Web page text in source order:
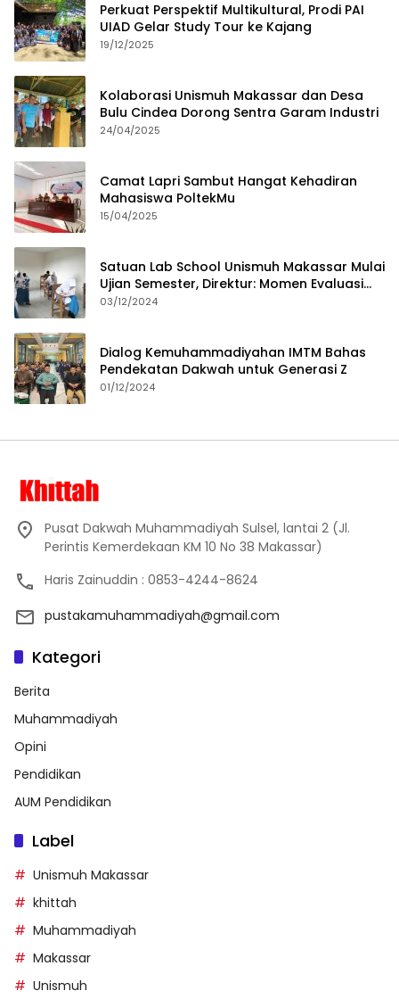
Perkuat Perspektif Multikultural, Prodi PAI
UIAD Gelar Study Tour ke Kajang
19/12/2025
Kolaborasi Unismuh Makassar dan Desa
Bulu Cindea Dorong Sentra Garam Industri
24/04/2025
Camat Lapri Sambut Hangat Kehadiran
Mahasiswa PoltekMu
15/04/2025
Satuan Lab School Unismuh Makassar Mulai
Ujian Semester, Direktur: Momen Evaluasi
Proses Pembelajaran
03/12/2024
Dialog Kemuhammadiyahan IMTM Bahas
Pendekatan Dakwah untuk Generasi Z
01/12/2024
Pusat Dakwah Muhammadiyah Sulsel, lantai 2 (Jl.
Perintis Kemerdekaan KM 10 No 38 Makassar)
Haris Zainuddin : 0853-4244-8624
pustakamuhammadiyah@gmail.com
Kategori
Berita
Muhammadiyah
Opini
Pendidikan
AUM Pendidikan
Label
Unismuh Makassar
khittah
Muhammadiyah
Makassar
Unismuh